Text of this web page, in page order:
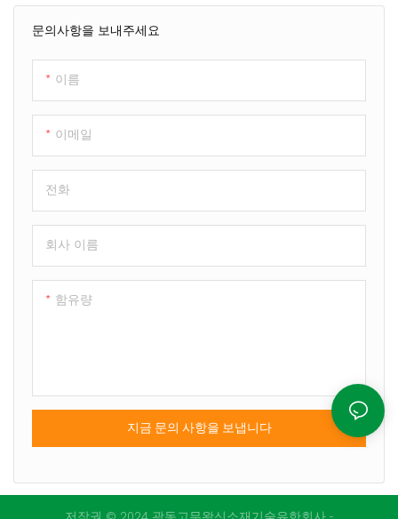
문의사항을 보내주세요
이름
이메일
전화
회사 이름
함유량
지금 문의 사항을 보냅니다